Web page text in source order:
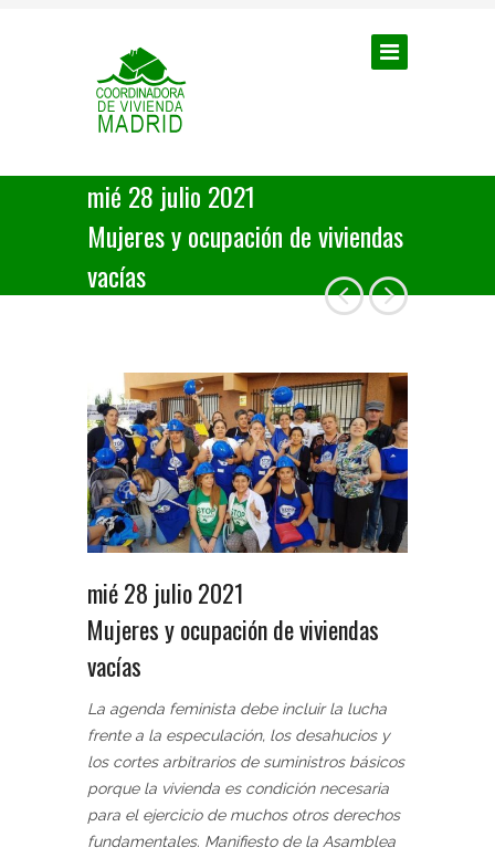
mié 28 julio 2021
Mujeres y ocupación de viviendas
vacías
mié 28 julio 2021
Mujeres y ocupación de viviendas
vacías
La agenda feminista debe incluir la lucha
frente a la especulación, los desahucios y
los cortes arbitrarios de suministros básicos
porque la vivienda es condición necesaria
para el ejercicio de muchos otros derechos
fundamentales. Manifiesto de la Asamblea